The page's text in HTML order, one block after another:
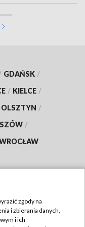
GDAŃSK /
/ KIELCE /
OLSZTYN /
/
zgody na
i zbierania danych,
i ich